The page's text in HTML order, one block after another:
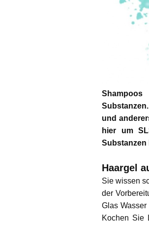
und
hier um
Substanzen
Haargel
Sie wissen
der
Glas
Kochen Sie